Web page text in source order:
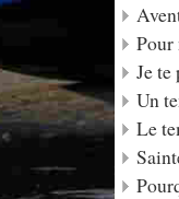
Pour
Je
Un
Le